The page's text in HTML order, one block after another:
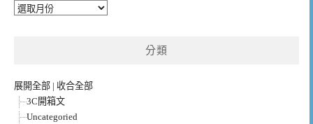
彙
分類
展開全部 | 收合全部
3C開箱文
Uncategoried